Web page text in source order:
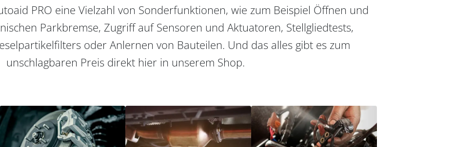
PRO eine Vielzahl von Sonderfunktionen, wie zum Beispiel Öffnen und
Parkbremse, Zugriff auf Sensoren und Aktuatoren, Stellgliedtests,
oder Anlernen von Bauteilen. Und das alles gibt es zum
unschlagbaren Preis direkt hier in unserem Shop.